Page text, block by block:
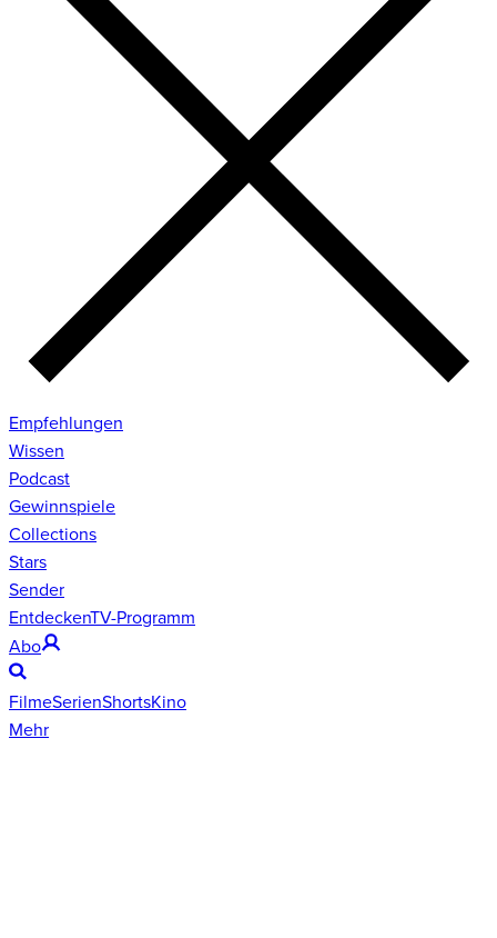
Empfehlungen
Wissen
Podcast
Gewinnspiele
Collections
Stars
Sender
EntdeckenTV-Programm
Abo
FilmeSerienShortsKino
Mehr